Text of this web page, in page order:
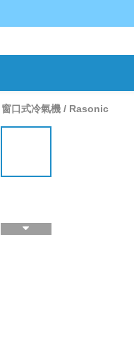
窗口式冷氣機 / Rasonic